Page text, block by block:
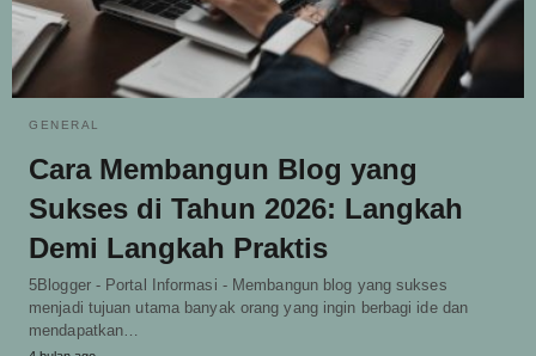
GENERAL
Cara Membangun Blog yang
Sukses di Tahun 2026: Langkah
Demi Langkah Praktis
5Blogger - Portal Informasi - Membangun blog yang sukses
menjadi tujuan utama banyak orang yang ingin berbagi ide dan
mendapatkan…